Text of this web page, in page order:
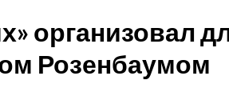
организовал
Розенбаумом